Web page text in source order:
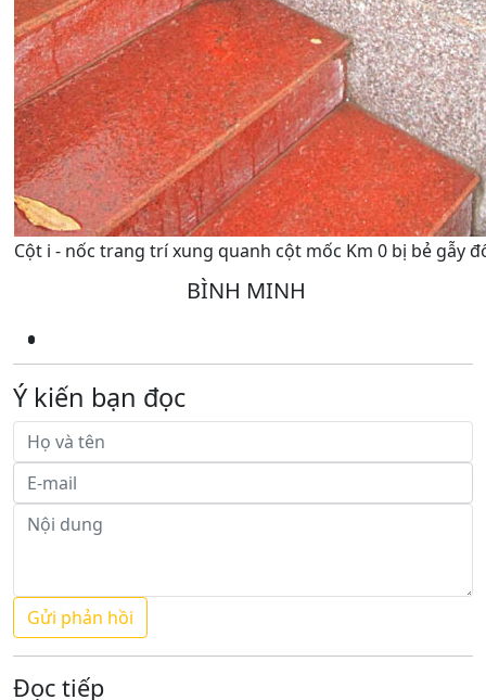
Cột i - nốc trang trí xung quanh cột mốc Km 0 bị bẻ gẫy
BÌNH MINH
Ý kiến bạn đọc
Đọc tiếp